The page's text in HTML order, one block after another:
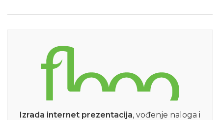
Izrada internet prezentacija, vođenje naloga i